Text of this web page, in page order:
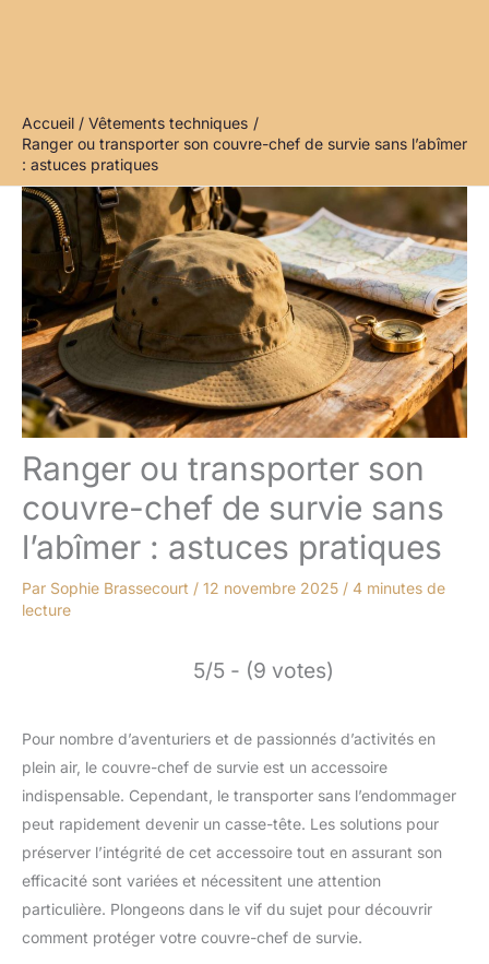
Accueil
Vêtements techniques
Ranger ou transporter son couvre-chef de survie sans l’abîmer
: astuces pratiques
Ranger ou transporter son
couvre-chef de survie sans
l’abîmer : astuces pratiques
Par Sophie Brassecourt / 12 novembre 2025 / 4 minutes de
lecture
5/5 - (9 votes)
Pour nombre d’aventuriers et de passionnés d’activités en
plein air, le couvre-chef de survie est un accessoire
indispensable. Cependant, le transporter sans l’endommager
peut rapidement devenir un casse-tête. Les solutions pour
préserver l’intégrité de cet accessoire tout en assurant son
efficacité sont variées et nécessitent une attention
particulière. Plongeons dans le vif du sujet pour découvrir
comment protéger votre couvre-chef de survie.